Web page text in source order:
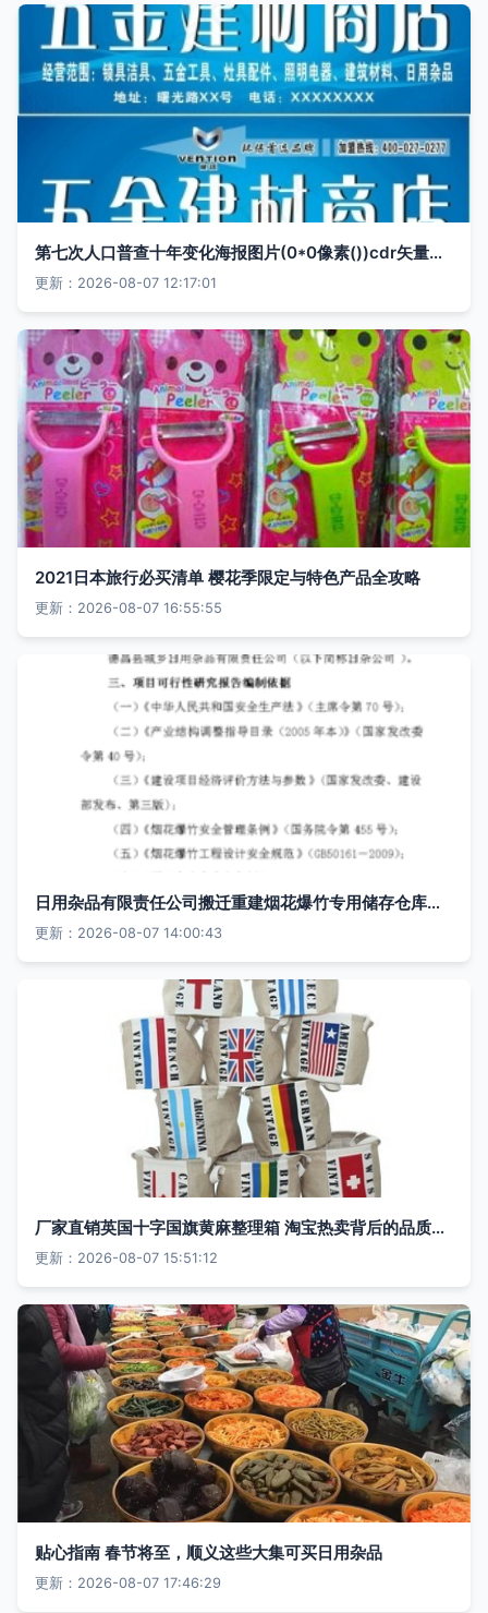
第七次人口普查十年变化海报图片(0*0像素())cdr矢量模版下载
更新：2026-08-07 12:17:01
2021日本旅行必买清单 樱花季限定与特色产品全攻略
更新：2026-08-07 16:55:55
日用杂品有限责任公司搬迁重建烟花爆竹专用储存仓库建设项目可行性研究报告
更新：2026-08-07 14:00:43
厂家直销英国十字国旗黄麻整理箱 淘宝热卖背后的品质与美学
更新：2026-08-07 15:51:12
贴心指南 春节将至，顺义这些大集可买日用杂品
更新：2026-08-07 17:46:29